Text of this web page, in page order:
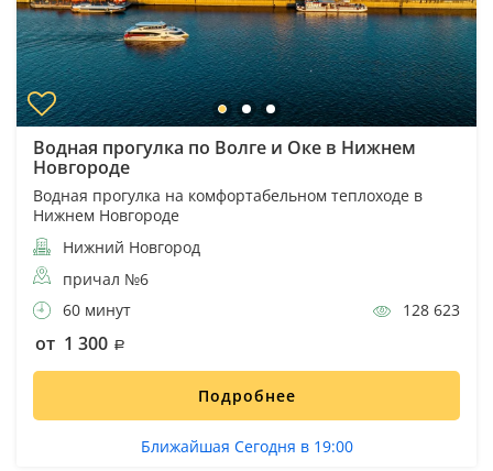
Водная прогулка по Волге и Оке в Нижнем
Новгороде
Водная прогулка на комфортабельном теплоходе в
Нижнем Новгороде
Нижний Новгород
причал №6
60 минут
128 623
от 1 300
Подробнее
Ближайшая Сегодня в 19:00